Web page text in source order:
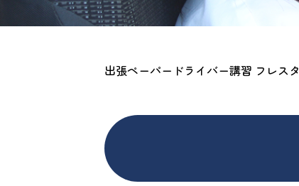
出張ペーパードライバー講習 フレスタ